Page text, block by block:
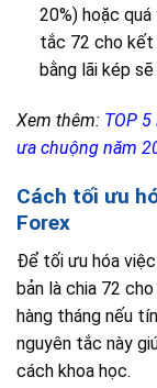
20%) hoặc
tắc 72 cho kết
bằng lãi kép
Xem thêm: TOP
ưa chuộng năm
Cách tối ưu
Forex
Để tối ưu hóa
bản là chia 72
hàng tháng nếu
nguyên tắc này
cách khoa học.